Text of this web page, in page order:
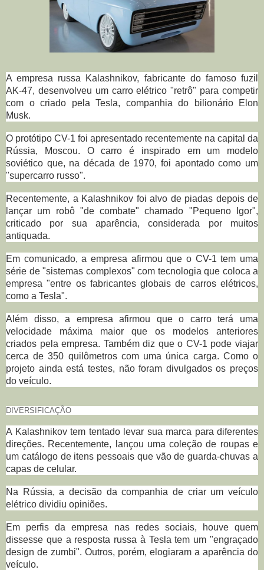
A empresa russa Kalashnikov, fabricante do famoso fuzil
AK-47, desenvolveu um carro elétrico "retrô" para competir
com o criado pela Tesla, companhia do bilionário Elon
Musk.
O protótipo CV-1 foi apresentado recentemente na capital da
Rússia, Moscou. O carro é inspirado em um modelo
soviético que, na década de 1970, foi apontado como um
"supercarro russo".
Recentemente, a Kalashnikov foi alvo de piadas depois de
lançar um robô "de combate" chamado "Pequeno Igor",
criticado por sua aparência, considerada por muitos
antiquada.
Em comunicado, a empresa afirmou que o CV-1 tem uma
série de "sistemas complexos" com tecnologia que coloca a
empresa "entre os fabricantes globais de carros elétricos,
como a Tesla".
Além disso, a empresa afirmou que o carro terá uma
velocidade máxima maior que os modelos anteriores
criados pela empresa. Também diz que o CV-1 pode viajar
cerca de 350 quilômetros com uma única carga. Como o
projeto ainda está testes, não foram divulgados os preços
do veículo.
DIVERSIFICAÇÃO
A Kalashnikov tem tentado levar sua marca para diferentes
direções. Recentemente, lançou uma coleção de roupas e
um catálogo de itens pessoais que vão de guarda-chuvas a
capas de celular.
Na Rússia, a decisão da companhia de criar um veículo
elétrico dividiu opiniões.
Em perfis da empresa nas redes sociais, houve quem
dissesse que a resposta russa à Tesla tem um "engraçado
design de zumbi". Outros, porém, elogiaram a aparência do
veículo.